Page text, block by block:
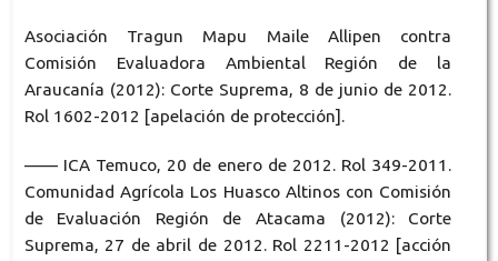
Asociación Tragun Mapu Maile Allipen contra
Comisión Evaluadora Ambiental Región de la
Araucanía (2012): Corte Suprema, 8 de junio de 2012.
Rol 1602-2012 [apelación de protección].
—— ICA Temuco, 20 de enero de 2012. Rol 349-2011.
Comunidad Agrícola Los Huasco Altinos con Comisión
de Evaluación Región de Atacama (2012): Corte
Suprema, 27 de abril de 2012. Rol 2211-2012 [acción